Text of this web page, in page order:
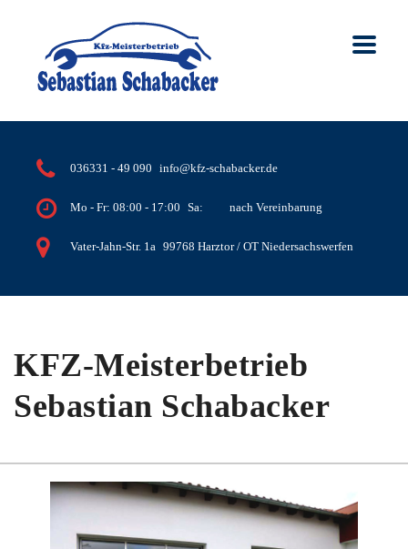
036331 - 49 090 info@kfz-schabacker.de
Mo - Fr: 08:00 - 17:00 Sa: nach Vereinbarung
Vater-Jahn-Str. 1a 99768 Harztor / OT Niedersachswerfen
KFZ-Meisterbetrieb
Sebastian Schabacker